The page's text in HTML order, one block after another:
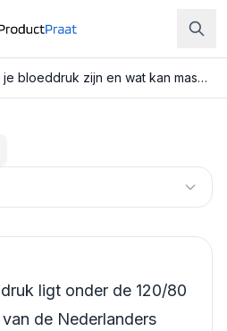
Hoe hoog mag je bloeddruk zijn en wat kan massage er werkelijk aan doen
bloeddruk zijn en
er werkelijk aan
ligt onder de 120/80
de Nederlanders